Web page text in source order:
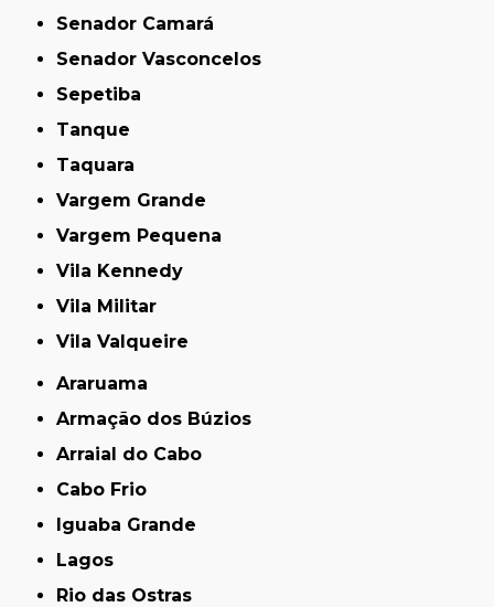
Senador Camará
Senador Vasconcelos
Sepetiba
Tanque
Taquara
Vargem Grande
Vargem Pequena
Vila Kennedy
Vila Militar
Vila Valqueire
Araruama
Armação dos Búzios
Arraial do Cabo
Cabo Frio
Iguaba Grande
Lagos
Rio das Ostras